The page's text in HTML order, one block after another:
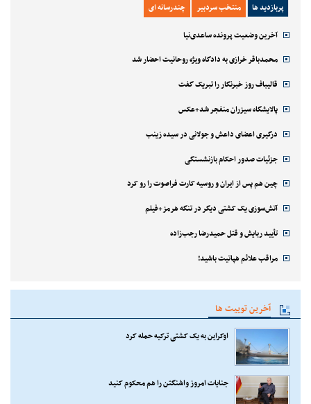
پربازدید ها منتخب سردبیر چندرسانه ای
آخرین وضعیت پرونده ساعدی‌نیا
محمدباقر خرازی به دادگاه ویژه روحانیت احضار شد
قالیباف روز خبرنگار را تبریک گفت
پالایشگاه سیزران منفجر شد+عکس
درگیری اعضای داعش و جولانی در سیده زینب
جزئیات صدور احکام بازنشستگی
چین هم پس از ایران و روسیه کارت فراصوت را رو کرد
آتش‌سوزی یک کشتی دیگر در تنگه هرمز+فیلم
تأیید ربایش و قتل حمیدرضا رجب‌زاده
مراقب علائم هپاتیت باشید!
آخرین توییت ها
اوکراین به یک کشتی ترکیه حمله کرد
جنایات امروز واشنگتن را هم محکوم کنید